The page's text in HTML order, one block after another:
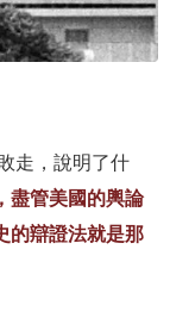
走，說明了什
盡管美國的輿論
的辯證法就是那